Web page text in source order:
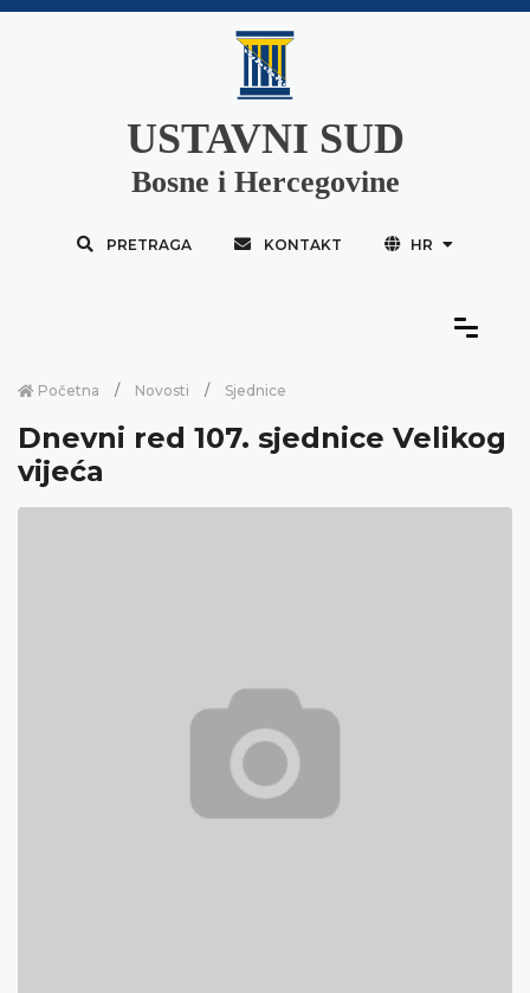
USTAVNI SUD
Bosne i Hercegovine
PRETRAGA KONTAKT HR
Početna Novosti Sjednice
Dnevni red 107. sjednice Velikog
vijeća